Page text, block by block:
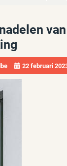
22 februari